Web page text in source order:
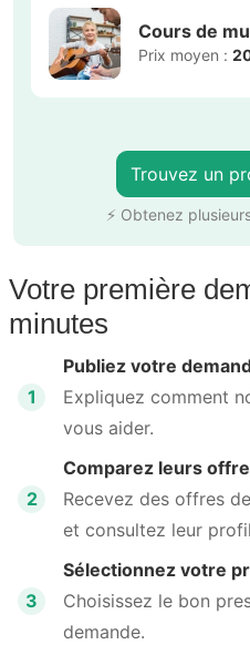
Cours de
Prix moyen :
Trouvez un
⚡ Obtenez
Votre première
minutes
1
Publiez votre
Expliquez comment
vous aider.
2
Comparez leurs
Recevez des offres
et consultez leur
3
Sélectionnez votre
Choisissez le bon
demande.